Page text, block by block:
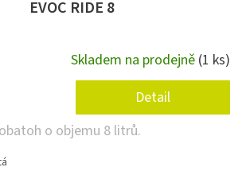
EVOC RIDE 8
Skladem na prodejně (1 ks)
Detail
o objemu 8 litrů.